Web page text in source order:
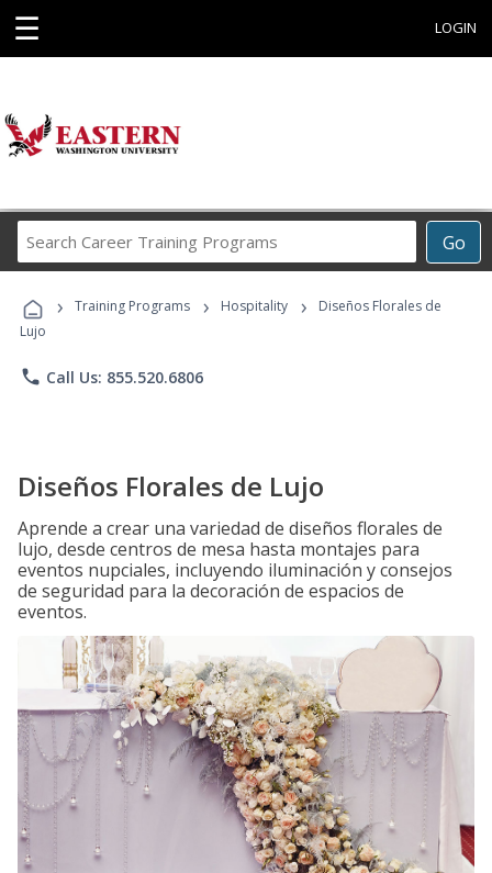
☰ LOGIN
Go
Career
Programs
› Training Programs › Hospitality ›
Diseños Florales de
Lujo
phone Call Us: 855.520.6806
Diseños Florales de Lujo
Aprende a crear una variedad de diseños florales de
lujo, desde centros de mesa hasta montajes para
eventos nupciales, incluyendo iluminación y consejos
de seguridad para la decoración de espacios de
eventos.